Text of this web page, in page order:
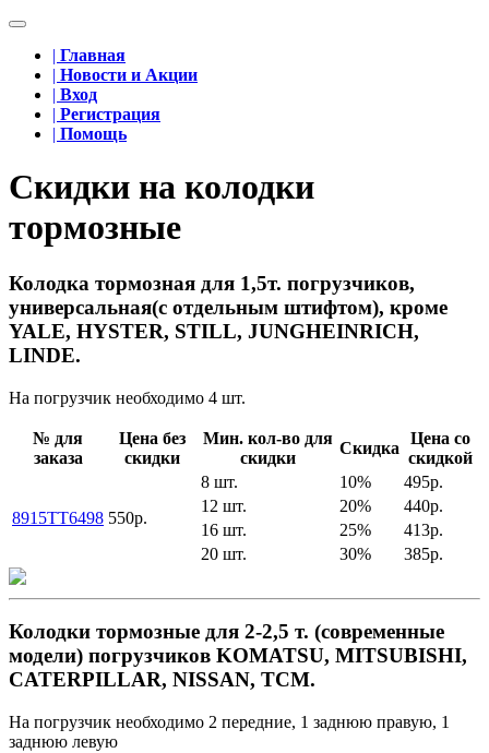
| Главная
| Новости и Акции
| Вход
| Регистрация
| Помощь
Скидки на колодки
тормозные
Колодка тормозная для 1,5т. погрузчиков,
универсальная(с отдельным штифтом), кроме
YALE, HYSTER, STILL, JUNGHEINRICH,
LINDE.
На погрузчик необходимо 4 шт.
№ для
заказа
Цена без
скидки
Мин. кол-во для
скидки
Скидка
Цена со
скидкой
8915TT6498 550р.
8 шт. 10%
495р.
12 шт.
20%
440р.
16 шт.
25%
413р.
20 шт.
30% 385р.
Колодки тормозные для 2-2,5 т. (современные
модели) погрузчиков KOMATSU, MITSUBISHI,
CATERPILLAR, NISSAN, TCM.
На погрузчик необходимо 2 передние, 1 заднюю правую, 1
заднюю левую